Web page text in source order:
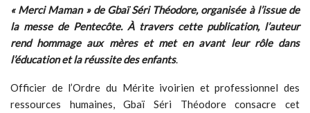
« Merci Maman » de Gbaï Séri Théodore, organisée à l’issue de
la messe de Pentecôte. À travers cette publication, l’auteur
rend hommage aux mères et met en avant leur rôle dans
l’éducation et la réussite des enfants.
Officier de l’Ordre du Mérite ivoirien et professionnel des
ressources humaines, Gbaï Séri Théodore consacre cet